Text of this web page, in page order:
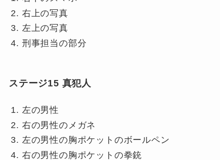
右上の写真
左上の写真
刑事担当の部分
ステージ15 真犯人
左の男性
右の男性のメガネ
左の男性の胸ポケットのボールペン
右の男性の胸ポケットの拳銃